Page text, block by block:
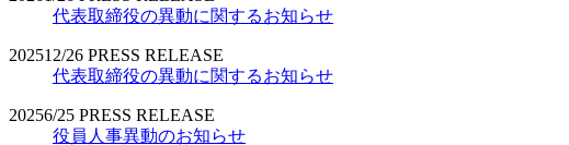
代表取締役の異動に関するお知らせ
202512/26 PRESS RELEASE
代表取締役の異動に関するお知らせ
20256/25 PRESS RELEASE
役員人事異動のお知らせ